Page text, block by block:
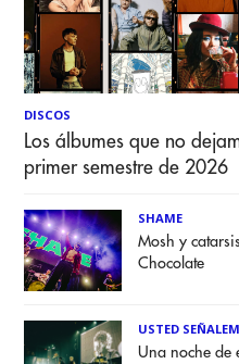
DISCOS
Los álbumes que no
primer semestre de 2026
SHAME
Mosh y
Chocolate
USTED
Una noche de